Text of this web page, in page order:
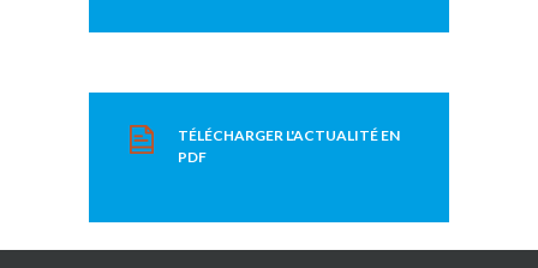
TÉLÉCHARGER L'ACTUALITÉ EN
PDF